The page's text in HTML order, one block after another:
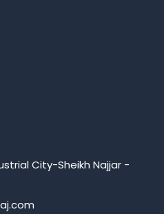
City-Sheikh Najjar -